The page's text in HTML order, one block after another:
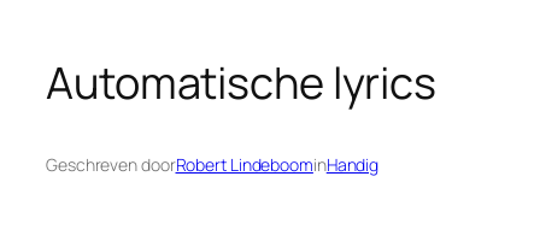
Automatische lyrics
Geschreven doorRobert LindeboominHandig